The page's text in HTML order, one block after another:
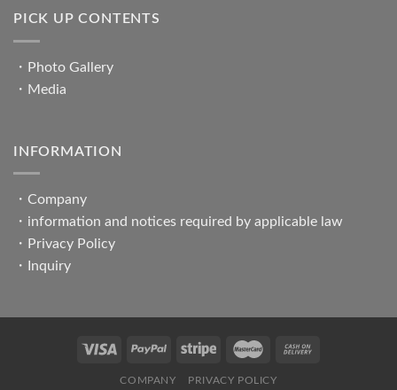
PICK UP CONTENTS
・ Photo Gallery
・ Media
INFORMATION
・ Company
・ information and notices required by applicable law
・ Privacy Policy
・
Inquiry
COMPANY PRIVACY POLICY